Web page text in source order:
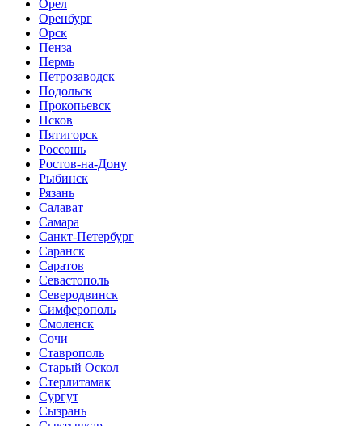
Орел
Оренбург
Орск
Пенза
Пермь
Петрозаводск
Подольск
Прокопьевск
Псков
Пятигорск
Россошь
Ростов-на-Дону
Рыбинск
Рязань
Салават
Самара
Санкт-Петербург
Саранск
Саратов
Севастополь
Северодвинск
Симферополь
Смоленск
Сочи
Ставрополь
Старый Оскол
Стерлитамак
Сургут
Сызрань